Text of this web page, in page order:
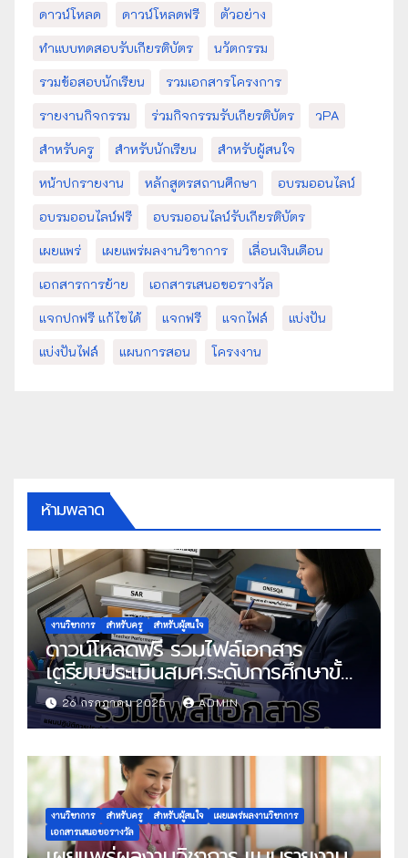
ดาวน์โหลด
ดาวน์โหลดฟรี
ตัวอย่าง
ทำแบบทดสอบรับเกียรติบัตร
นวัตกรรม
รวมข้อสอบนักเรียน
รวมเอกสารโครงการ
รายงานกิจกรรม
ร่วมกิจกรรมรับเกียรติบัตร
วPA
สำหรับครู
สำหรับนักเรียน
สำหรับผู้สนใจ
หน้าปกรายงาน
หลักสูตรสถานศึกษา
อบรมออนไลน์
อบรมออนไลน์ฟรี
อบรมออนไลน์รับเกียรติบัตร
เผยแพร่
เผยแพร่ผลงานวิชาการ
เลื่อนเงินเดือน
เอกสารการย้าย
เอกสารเสนอขอรางวัล
แจกปกฟรี แก้ไขได้
แจกฟรี แจกไฟล์
แบ่งปัน
แบ่งปันไฟล์
แผนการสอน โครงงาน
ห้ามพลาด
งานวิชาการ สำหรับครู สำหรับผู้สนใจ
ดาวน์โหลดฟรี รวมไฟล์เอกสาร
เตรียมประเมินสมศ.ระดับการศึกษาขั้น
พื้นฐาน
26 กรกฎาคม 2025 ADMIN
งานวิชาการ สำหรับครู สำหรับผู้สนใจ
เผยแพร่ผลงานวิชาการ
เอกสารเสนอขอรางวัล